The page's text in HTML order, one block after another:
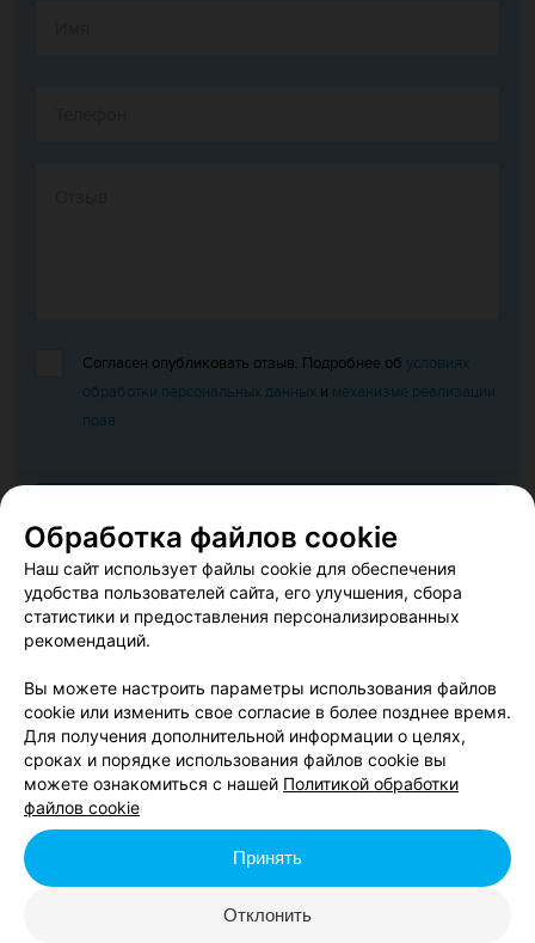
Согласен опубликовать отзыв. Подробнее обусловиях
обработки персональных данных и механизме реализации
прав
Нажимая кнопку «Добавить отзыв», вы принимаетеусловия
Пользовательского соглашения
Купить билеты на иммерсивное кино в Минске:
иммерсивный фильм «‎Коралловый риф» можно
посмотреть в кинотеатре в Минске вместе с друзьями, с
детьми. Иммерсивное кино «‎Коралловый риф»
отличается тем, что обращается к зрителю прямо с
экрана, заставляя задуматься о жизни, переосмыслить
природу человечества и испытать новые чувства.
Посмотреть иммерсивное кино о морских глубинах в
Обработка файлов cookie
Наш сайт использует файлы cookie для обеспечения
удобства пользователей сайта, его улучшения, сбора
статистики и предоставления персонализированных
рекомендаций.
Вы можете настроить параметры использования файлов
cookie или изменить свое согласие в более позднее время.
Для получения дополнительной информации о целях,
сроках и порядке использования файлов cookie вы
можете ознакомиться с нашей Политикой обработки
файлов cookie
Отклонить
Принять